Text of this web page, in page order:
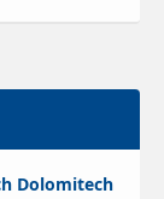
Dolomitech